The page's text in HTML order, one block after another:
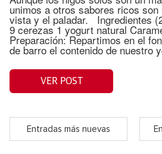
unimos a otros sabores ricos
vista y el paladar. Ingredientes
9 cerezas 1 yogurt natural
Preparación: Repartimos en el
de barro el contenido de nuestro
VER POST
Entradas más nuevas